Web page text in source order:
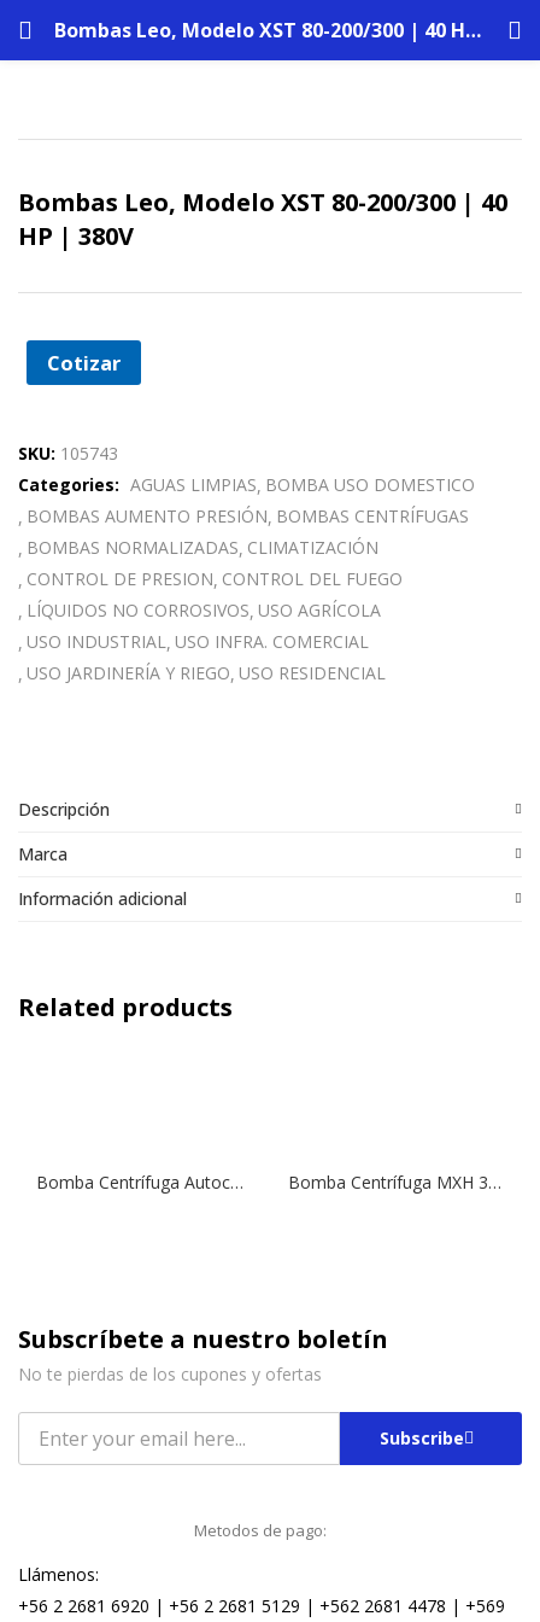
Bombas Leo, Modelo XST 80-200/300 | 40 HP | 380V
Bombas Leo, Modelo XST 80-200/300 | 40
HP | 380V
Cotizar
SKU: 105743
Categories: AGUAS LIMPIAS BOMBA USO DOMESTICO
BOMBAS AUMENTO PRESIÓN BOMBAS CENTRÍFUGAS
BOMBAS NORMALIZADAS CLIMATIZACIÓN
CONTROL DE PRESION CONTROL DEL FUEGO
LÍQUIDOS NO CORROSIVOS USO AGRÍCOLA
USO INDUSTRIAL USO INFRA. COMERCIAL
USO JARDINERÍA Y RIEGO USO RESIDENCIAL
Descripción
Marca
Información adicional
Related products
Bomba Centrífuga Autocebante NGXM 3 | 0,75 HP | 220 V. Bomba Centrífuga MXH 3203 | 7,5 HP | 380 V.
Subscríbete a nuestro boletín
No te pierdas de los cupones y ofertas
Subscribe
Metodos de pago:
Llámenos:
+56 2 2681 6920 | +56 2 2681 5129 | +562 2681 4478 | +569